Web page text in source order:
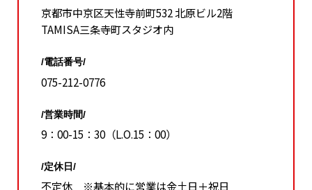
京都市中京区天性寺前町532 北原ビル2階
TAMISA三条寺町スタジオ内
/電話番号/
075-212-0776
/営業時間/
9：00-15：30（L.O.15：00）
/定休日/
不定休 ※基本的に営業は金土日＋祝日